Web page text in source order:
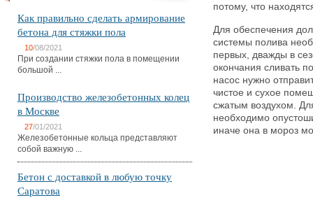
Как правильно сделать армирование
бетона для стяжки пола
10/08/2021
При создании стяжки пола в помещении
большой ...
Производство железобетонных колец
в Москве
27/01/2021
Железобетонные кольца представляют
собой важную ...
Бетон с доставкой в любую точку
Саратова
потому, что
Для обеспечения
системы полива
первых, дважды в
окончания сливать
насос нужно
чистое и сухое
сжатым воздухом.
необходимо
иначе она в мороз